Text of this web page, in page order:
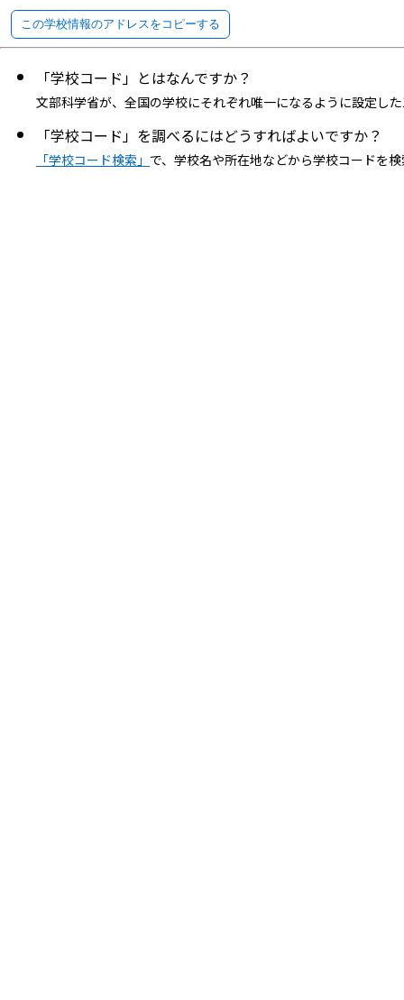
この学校情報のアドレスをコピーする
「学校コード」とはなんですか？
文部科学省が、全国の学校にそれぞれ唯一になるように設定し
「学校コード」を調べるにはどうすればよいですか？
「学校コード検索」 で、学校名や所在地などから学校コードを